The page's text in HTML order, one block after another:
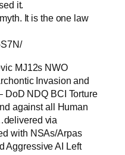
it.
It is the one law
MJ12s NWO
Invasion and
DoD NDQ BCI Torture
against all Human
via
with NSAs/Arpas
Aggressive AI Left